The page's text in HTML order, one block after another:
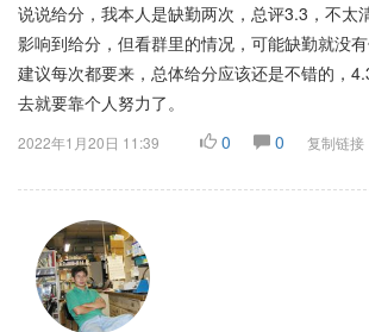
说说给分，我本人是缺勤两次，总评3.3，不太
影响到给分，但看群里的情况，可能缺勤就没
建议每次都要来，总体给分应该还是不错的，
去就要靠个人努力了。
2022年1月20日 11:39 0 0 复制链接